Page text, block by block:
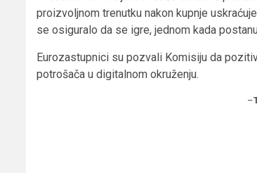
proizvoljnom trenutku nakon kupnje
se osiguralo da se igre, jednom kada
Eurozastupnici su pozvali Komisiju da
potrošača u digitalnom okruženju.
–